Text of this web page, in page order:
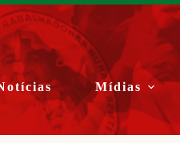
Mídias